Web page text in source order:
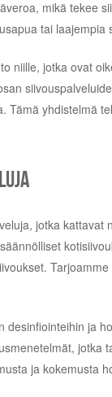
mikä tekee
tai laajempia
niille, jotka ovat
Tämä yhdistelmä
jotka kattavat
ja
jotka
ja kokemusta